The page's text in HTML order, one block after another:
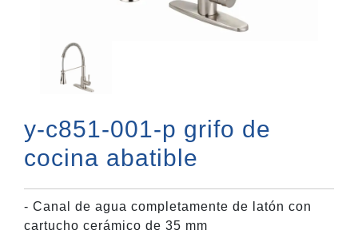
y-c851-001-p grifo de
cocina abatible
- Canal de agua completamente de latón con
cartucho cerámico de 35 mm